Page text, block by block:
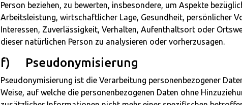
Person beziehen, zu bewerten, insbesondere, um Aspekte
Arbeitsleistung, wirtschaftlicher Lage, Gesundheit, persönlicher
Interessen, Zuverlässigkeit, Verhalten, Aufenthaltsort oder
dieser natürlichen Person zu analysieren oder vorherzusagen.
f) Pseudonymisierung
Pseudonymisierung ist die Verarbeitung personenbezogener
Weise, auf welche die personenbezogenen Daten ohne